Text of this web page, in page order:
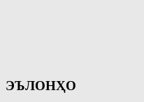
ЭЪЛОНҲО